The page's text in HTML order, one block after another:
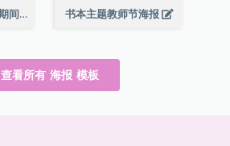
摄影工作室母亲节期间限定优惠宣传海报 书本主题教师节海报
查看所有 海报 模板